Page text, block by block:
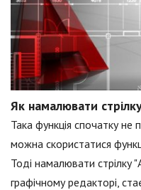
Як намалювати
Така функція спочатку
можна скористатися
Тоді намалювати стрілку
графічному редакторі,